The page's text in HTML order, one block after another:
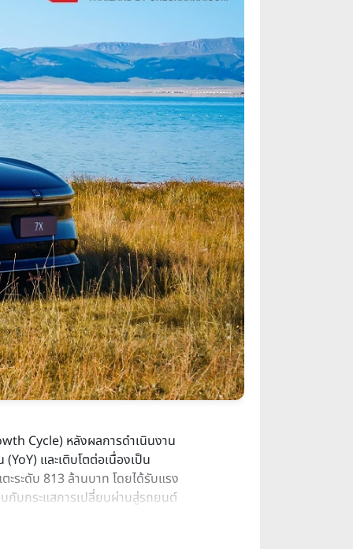
Cycle) หลังผลการดำเนินงาน
และเติบโตต่อเนื่องเป็น
ะระดับ 813 ล้านบาท โดยได้รับแรง
กับกระแสการเปลี่ยนผ่านสู่รถยนต์